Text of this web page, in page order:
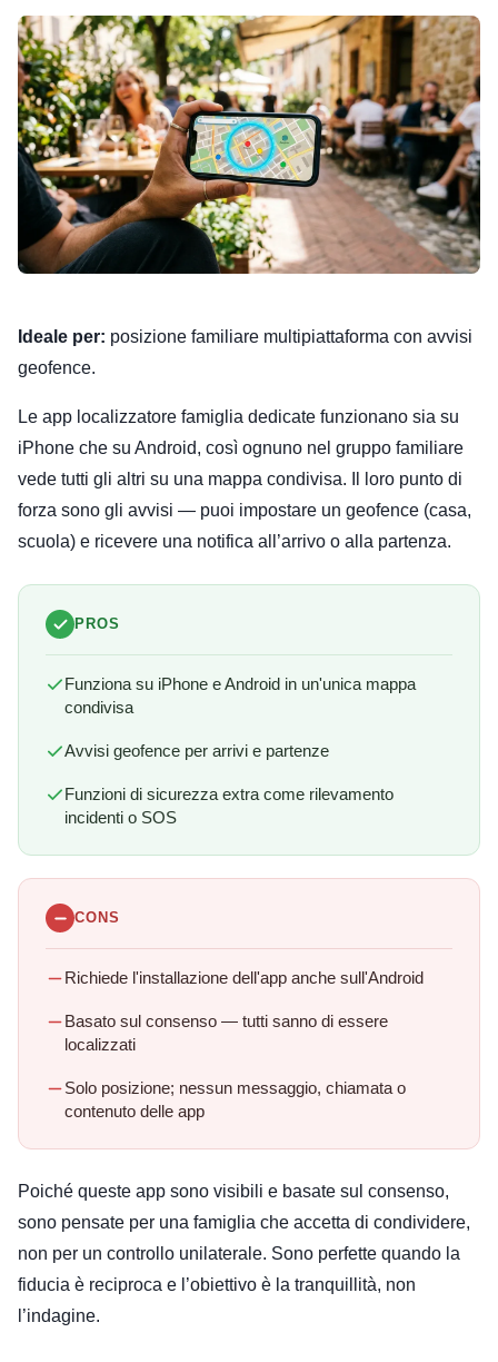
Ideale per: posizione familiare multipiattaforma con avvisi
geofence.
Le app localizzatore famiglia dedicate funzionano sia su
iPhone che su Android, così ognuno nel gruppo familiare
vede tutti gli altri su una mappa condivisa. Il loro punto di
forza sono gli avvisi — puoi impostare un geofence (casa,
scuola) e ricevere una notifica all’arrivo o alla partenza.
PROS
Funziona su iPhone e Android in un'unica mappa
condivisa
Avvisi geofence per arrivi e partenze
Funzioni di sicurezza extra come rilevamento
incidenti o SOS
CONS
Richiede l'installazione dell'app anche sull'Android
Basato sul consenso — tutti sanno di essere
localizzati
Solo posizione; nessun messaggio, chiamata o
contenuto delle app
Poiché queste app sono visibili e basate sul consenso,
sono pensate per una famiglia che accetta di condividere,
non per un controllo unilaterale. Sono perfette quando la
fiducia è reciproca e l’obiettivo è la tranquillità, non
l’indagine.